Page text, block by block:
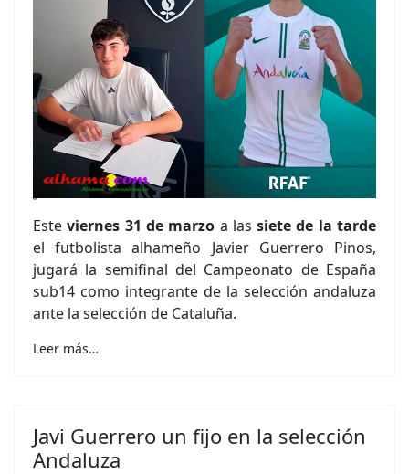
Esteviernes 31 de marzo a lassiete de la tarde
el futbolista alhameño Javier Guerrero Pinos,
jugará la semifinal del Campeonato de España
sub14 como integrante de la selección andaluza
ante la selección de Cataluña.
Leer más…
Javi Guerrero un fijo en la selección
Andaluza